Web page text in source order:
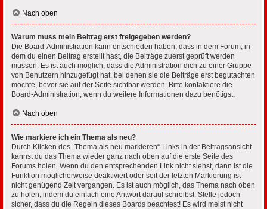
Nach oben
Warum muss mein Beitrag erst freigegeben werden?
Die Board-Administration kann entschieden haben, dass in dem Forum, in
dem du einen Beitrag erstellt hast, die Beiträge zuerst geprüft werden
müssen. Es ist auch möglich, dass die Administration dich zu einer Gruppe
von Benutzern hinzugefügt hat, bei denen sie die Beiträge erst begutachten
möchte, bevor sie auf der Seite sichtbar werden. Bitte kontaktiere die
Board-Administration, wenn du weitere Informationen dazu benötigst.
Nach oben
Wie markiere ich ein Thema als neu?
Durch Klicken des „Thema als neu markieren“-Links in der Beitragsansicht
kannst du das Thema wieder ganz nach oben auf die erste Seite des
Forums holen. Wenn du den entsprechenden Link nicht siehst, dann ist die
Funktion möglicherweise deaktiviert oder seit der letzten Markierung ist
nicht genügend Zeit vergangen. Es ist auch möglich, das Thema nach oben
zu holen, indem du einfach eine Antwort darauf schreibst. Stelle jedoch
sicher, dass du die Regeln dieses Boards beachtest! Es wird meist nicht